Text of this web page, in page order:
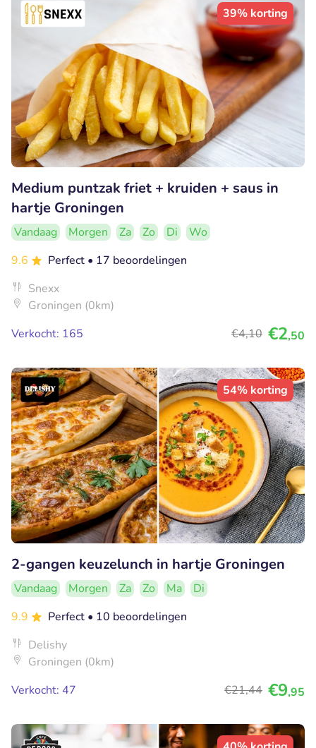
39% korting
Medium puntzak friet + kruiden + saus in
hartje Groningen
Vandaag Morgen Za Zo Di
Wo
9.6
Perfect • 17 beoordelingen
Snexx
Groningen (0km)
Verkocht: 165
€4,10 €2,50
54% korting
2-gangen keuzelunch in hartje Groningen
Vandaag Morgen Za Zo Ma
Di
9.9
Perfect • 10 beoordelingen
Delishy
Groningen (0km)
Verkocht: 47
€21,44 €9,95